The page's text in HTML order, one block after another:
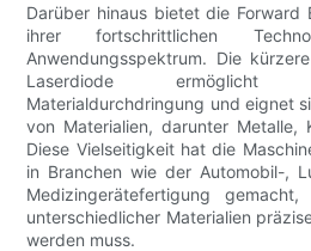
Darüber hinaus bietet die Forward
ihrer fortschrittlichen
Anwendungsspektrum. Die
Laserdiode ermöglicht
Materialdurchdringung und eignet
von Materialien, darunter Metalle,
Diese Vielseitigkeit hat die
in Branchen wie der Automobil-,
Medizingerätefertigung
unterschiedlicher Materialien
werden muss.